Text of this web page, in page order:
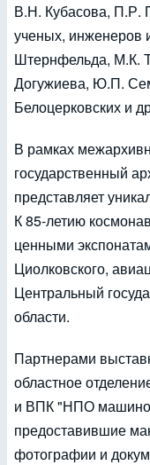
В.Н. Кубасова, П.Р.
ученых, инженеров
Штернфельда, М.К.
Догужиева, Ю.П.
Белоцерковских и
В рамках
государственный
представляет
К 85-летию
ценными
Циолковского,
Центральный
области.
Партнерами
областное
и ВПК "НПО
предоставившие
фотографии и